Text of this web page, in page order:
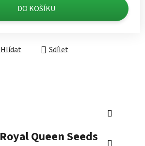
DO KOŠÍKU
Hlídat Sdílet
Royal Queen Seeds